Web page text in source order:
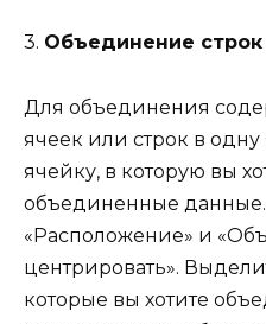
3. Объединение строк
Для объединения
ячеек или строк в
ячейку, в которую вы
объединенные
«Расположение» и
центрировать».
которые вы хотите